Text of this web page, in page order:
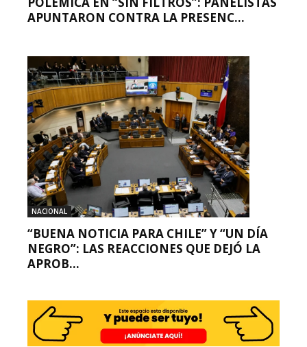
APUNTARON CONTRA LA PRESENC...
NACIONAL
“BUENA NOTICIA PARA CHILE” Y “UN DÍA
NEGRO”: LAS REACCIONES QUE DEJÓ LA
APROB...